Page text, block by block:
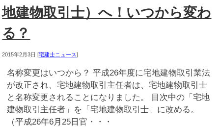
地建物取引士）へ！いつから変わ
る？
2015年2月3日 [宅建士ニュース]
名称変更はいつから？ 平成26年度に宅地建物取引業法
が改正され、宅地建物取引主任者は、宅地建物取引士
と名称変更されることになりました。 目次中の「宅地
建物取引主任者」を「宅地建物取引士」に改める。
（平成26年6月25日官・・・